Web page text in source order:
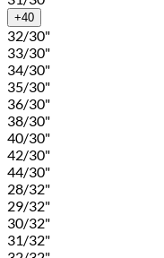
+40
32/30"
33/30"
34/30"
35/30"
36/30"
38/30"
40/30"
42/30"
44/30"
28/32"
29/32"
30/32"
31/32"